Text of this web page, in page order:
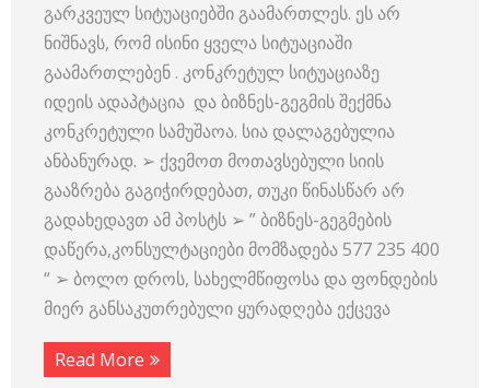
გარკვეულ სიტუაციებში გაამართლეს. ეს არ
ნიშნავს, რომ ისინი ყველა სიტუაციაში
გაამართლებენ . კონკრეტულ სიტუაციაზე
იდეის ადაპტაცია და ბიზნეს-გეგმის შექმნა
კონკრეტული სამუშაოა. სია დალაგებულია
ანბანურად. ➢ ქვემოთ მოთავსებული სიის
გააზრება გაგიჭირდებათ, თუკი წინასწარ არ
გადახედავთ ამ პოსტს ➢ ” ბიზნეს-გეგმების
დაწერა,კონსულტაციები მომზადება 577 235 400
“ ➢ ბოლო დროს, სახელმწიფოსა და ფონდების
მიერ განსაკუთრებული ყურადღება ექცევა
Read More